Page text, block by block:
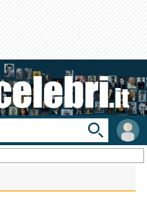
User
area
Toggle
search
bar